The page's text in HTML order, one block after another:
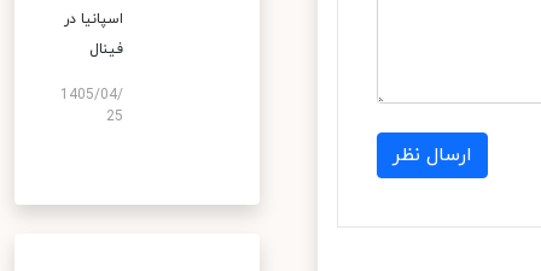
ارسال نظر
اسپانیا در
فینال
1405/04/
25